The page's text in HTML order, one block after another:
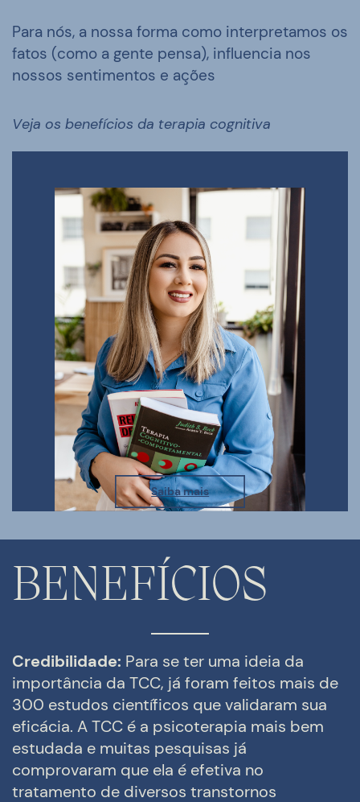
Para nós, a nossa forma como interpretamos os
fatos (como a gente pensa), influencia nos
nossos sentimentos e ações
Veja os benefícios da terapia cognitiva
Saiba mais
BENEFÍCIOS
Credibilidade: Para se ter uma ideia da
importância da TCC, já foram feitos mais de
300 estudos científicos que validaram sua
eficácia. A TCC é a psicoterapia mais bem
estudada e muitas pesquisas já
comprovaram que ela é efetiva no
tratamento de diversos transtornos